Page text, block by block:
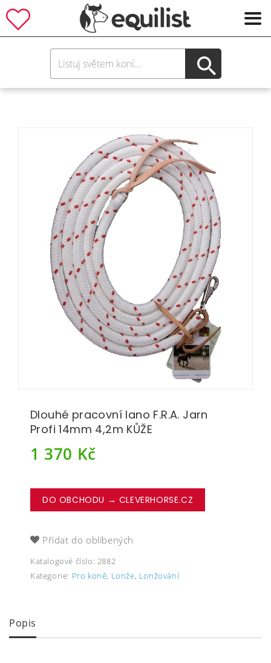
Dlouhé pracovní lano F.R.A. Jarn
Profi 14mm 4,2m KŮŽE
1 370 Kč
DO OBCHODU → CLEVERHORSE.CZ
Přidat do oblíbených
Katalogové číslo: 2882
Kategorie: Pro koně, Lonže, Lonžování
Popis